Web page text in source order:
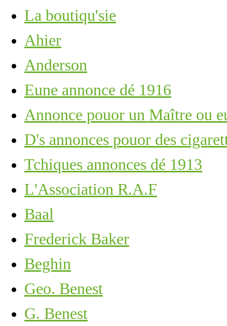
La boutiqu'sie
Ahier
Anderson
Eune annonce dé 1916
Annonce pouor un Maître ou
D's annonces pouor des
Tchiques annonces dé 1913
L'Association R.A.F
Baal
Frederick Baker
Beghin
Geo. Benest
G. Benest